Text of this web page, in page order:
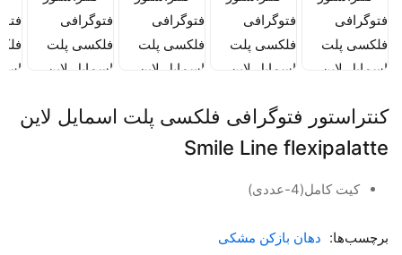
کنتراستور فتوگرافی فلکسی پلت اسمایل لاین
Smile Line flexipalatte
کیت کامل(4-عددی)
برچسب‌ها: دهان بازکن مشکی